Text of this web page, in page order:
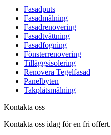
Fasadputs
Fasadmålning
Fasadrenovering
Fasadtvättning
Fasadfogning
Fönsterrenovering
Tilläggsisolering
Renovera Tegelfasad
Panelbyten
Takplåtsmålning
Kontakta oss
Kontakta oss idag för en fri offert.